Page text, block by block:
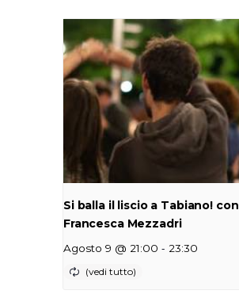
Si balla il liscio a Tabiano! con
Francesca Mezzadri
Agosto 9 @ 21:00 - 23:30